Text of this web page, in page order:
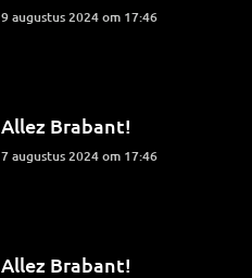
9 augustus 2024 om 17:46
Allez Brabant!
7 augustus 2024 om 17:46
Allez Brabant!